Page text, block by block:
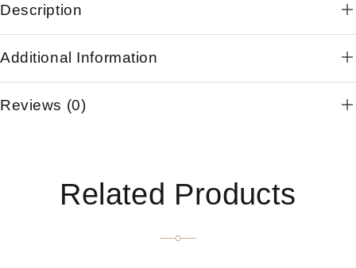
Description
Additional Information
Reviews (0)
Related Products